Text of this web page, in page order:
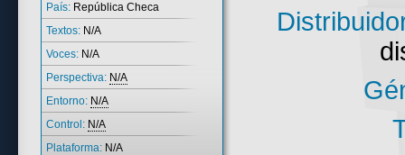
País: República Checa
Textos: N/A
Voces: N/A
Perspectiva: N/A
Entorno: N/A
Control: N/A
Plataforma: N/A